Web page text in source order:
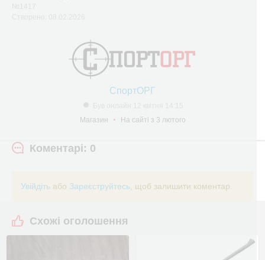
СпортОРГ
Магазин
На сайті з 3 лютого
Коментарі: 0
Увійдіть або Зареєструйтесь , щоб залишити коментар.
Схожі оголошення